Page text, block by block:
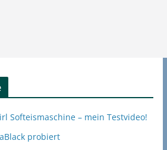
Softeismaschine – mein Testvideo!
probiert